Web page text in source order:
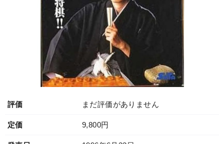
評価 まだ評価がありません
定価 9,800円